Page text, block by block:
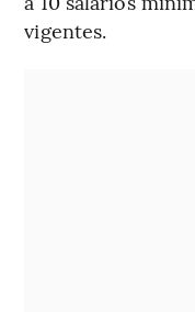
vigentes.